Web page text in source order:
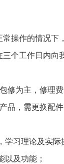
操作的情况
个工作日内向
修为主，修理
品，需更换配件
习理论及实际
及功能；